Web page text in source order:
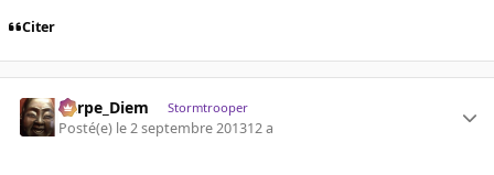
Citer
Carpe_Diem Stormtrooper
Posté(e) le 2 septembre 201312 a